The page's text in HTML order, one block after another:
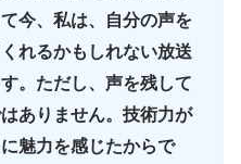
今、私は、自分の声を
れるかもしれない放送
。ただし、声を残して
ありません。技術力が
魅力を感じたからで